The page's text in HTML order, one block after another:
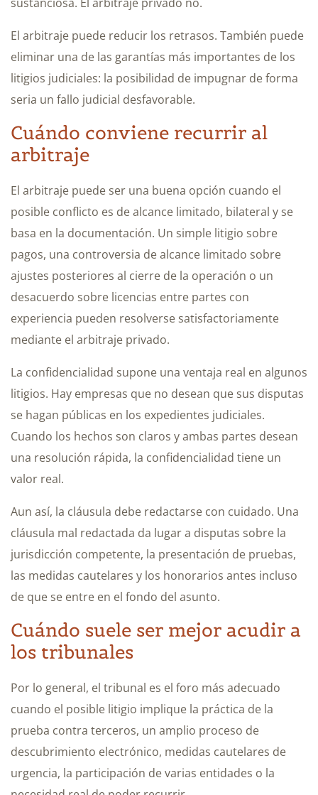
El arbitraje puede reducir los retrasos. También puede
eliminar una de las garantías más importantes de los
litigios judiciales: la posibilidad de impugnar de forma
seria un fallo judicial desfavorable.
Cuándo conviene recurrir al
arbitraje
El arbitraje puede ser una buena opción cuando el
posible conflicto es de alcance limitado, bilateral y se
basa en la documentación. Un simple litigio sobre
pagos, una controversia de alcance limitado sobre
ajustes posteriores al cierre de la operación o un
desacuerdo sobre licencias entre partes con
experiencia pueden resolverse satisfactoriamente
mediante el arbitraje privado.
La confidencialidad supone una ventaja real en algunos
litigios. Hay empresas que no desean que sus disputas
se hagan públicas en los expedientes judiciales.
Cuando los hechos son claros y ambas partes desean
una resolución rápida, la confidencialidad tiene un
valor real.
Aun así, la cláusula debe redactarse con cuidado. Una
cláusula mal redactada da lugar a disputas sobre la
jurisdicción competente, la presentación de pruebas,
las medidas cautelares y los honorarios antes incluso
de que se entre en el fondo del asunto.
Cuándo suele ser mejor acudir a
los tribunales
Por lo general, el tribunal es el foro más adecuado
cuando el posible litigio implique la práctica de la
prueba contra terceros, un amplio proceso de
descubrimiento electrónico, medidas cautelares de
urgencia, la participación de varias entidades o la